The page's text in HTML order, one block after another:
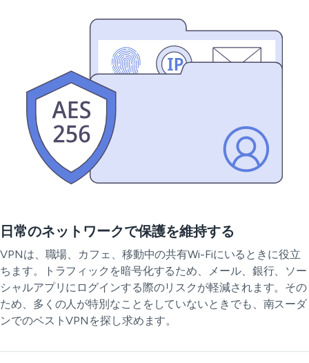
日常のネットワークで保護を維持する
VPNは、職場、カフェ、移動中の共有Wi-Fiにいるときに役立
ちます。トラフィックを暗号化するため、メール、銀行、ソー
シャルアプリにログインする際のリスクが軽減されます。その
ため、多くの人が特別なことをしていないときでも、南スーダ
ンでのベストVPNを探し求めます。